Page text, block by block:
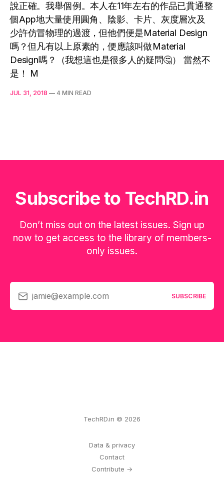
說正確。我舉個例。本人在11年左右的作品已貫通整
個App地大量使用圓角、陰影、卡片、灰度層次及
少許仿冒物理的過渡，但他們便是Material Design
嗎？但凡有以上原素的，便應該叫做Material
Design嗎？（我想這也是很多人的疑問🤔️） 當然不
是！ M
JUL 31, 2018 — 4 MIN READ
Subscribe to TechRD.in
Don’t miss out on the latest issues. Sign up
now to get access to the library of members-
only issues.
jamie@example.com SUBSCRIBE
TechRD.in © 2026
Data & privacy
Contact
Contribute →